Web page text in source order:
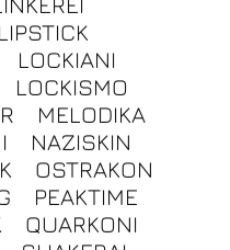
LIPSTICK
LOCKIANI
LOCKISMO
MELODIKA
NAZISKIN
OSTRAKON
PEAKTIME
QUARKONI